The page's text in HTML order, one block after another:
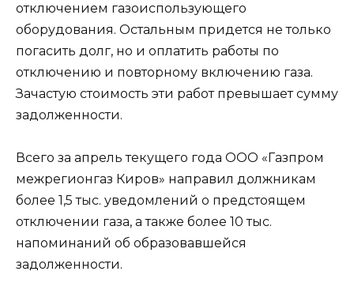
отключением газоиспользующего
оборудования. Остальным придется не только
погасить долг, но и оплатить работы по
отключению и повторному включению газа.
Зачастую стоимость эти работ превышает сумму
задолженности.
Всего за апрель текущего года ООО «Газпром
межрегионгаз Киров» направил должникам
более 1,5 тыс. уведомлений о предстоящем
отключении газа, а также более 10 тыс.
напоминаний об образовавшейся
задолженности.